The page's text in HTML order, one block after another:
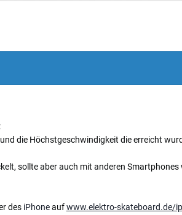
die Höchstgeschwindigkeit die erreicht
sollte aber auch mit anderen Smartphones
des iPhoneaufwww.elektro-skateboard.de/